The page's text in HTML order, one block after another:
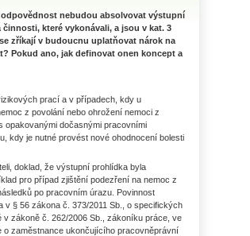
nebudou absolvovat výstupní
které vykonávali, a jsou v kat. 3
zříkají v budoucnu uplatňovat nárok na
Pokud ano, jak definovat onen koncept a
prací a v případech, kdy u
z povolání nebo ohrožení nemoci z
opakovanými dočasnými pracovními
kdy je nutné provést nové ohodnocení bolesti
doklad, že výstupní prohlídka byla
pro případ zjištění podezření na nemoc z
po pracovním úrazu. Povinnost
§ 56 zákona č. 373/2011 Sb., o specifických
zákoně č. 262/2006 Sb., zákoníku práce, ve
o zaměstnance ukončujícího pracovněprávní